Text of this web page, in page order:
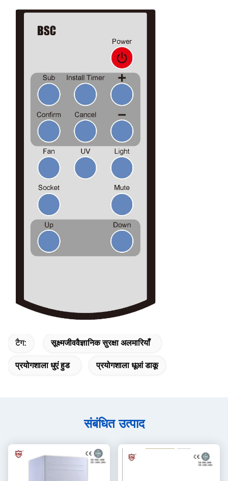
टैग: सूक्ष्मजीववैज्ञानिक सुरक्षा अलमारियाँ
प्रयोगशाला धुएं हुड प्रयोगशाला धूआं डाकू
संबंधित उत्पाद